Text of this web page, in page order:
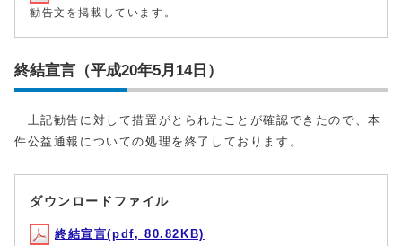
勧告文を掲載しています。
終結宣言（平成20年5月14日）
上記勧告に対して措置がとられたことが確認できたので、本
件公益通報についての処理を終了しております。
ダウンロードファイル
終結宣言(pdf, 80.82KB)